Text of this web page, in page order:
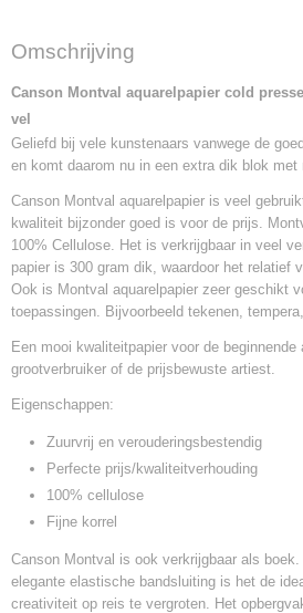
Omschrijving
Canson Montval aquarelpapier cold
vel
Geliefd bij vele kunstenaars vanwege de
en komt daarom nu in een extra dik blok met
Canson Montval aquarelpapier is veel
kwaliteit bijzonder goed is voor de prijs.
100% Cellulose. Het is verkrijgbaar in veel
papier is 300 gram dik, waardoor het relatief
Ook is Montval aquarelpapier zeer geschikt
toepassingen. Bijvoorbeeld tekenen,
Een mooi kwaliteitpapier voor de beginnende
grootverbruiker of de prijsbewuste artiest.
Eigenschappen:
Zuurvrij en verouderingsbestendig
Perfecte prijs/kwaliteitverhouding
100% cellulose
Fijne korrel
Canson Montval is ook verkrijgbaar als
elegante elastische bandsluiting is het de
creativiteit op reis te vergroten. Het